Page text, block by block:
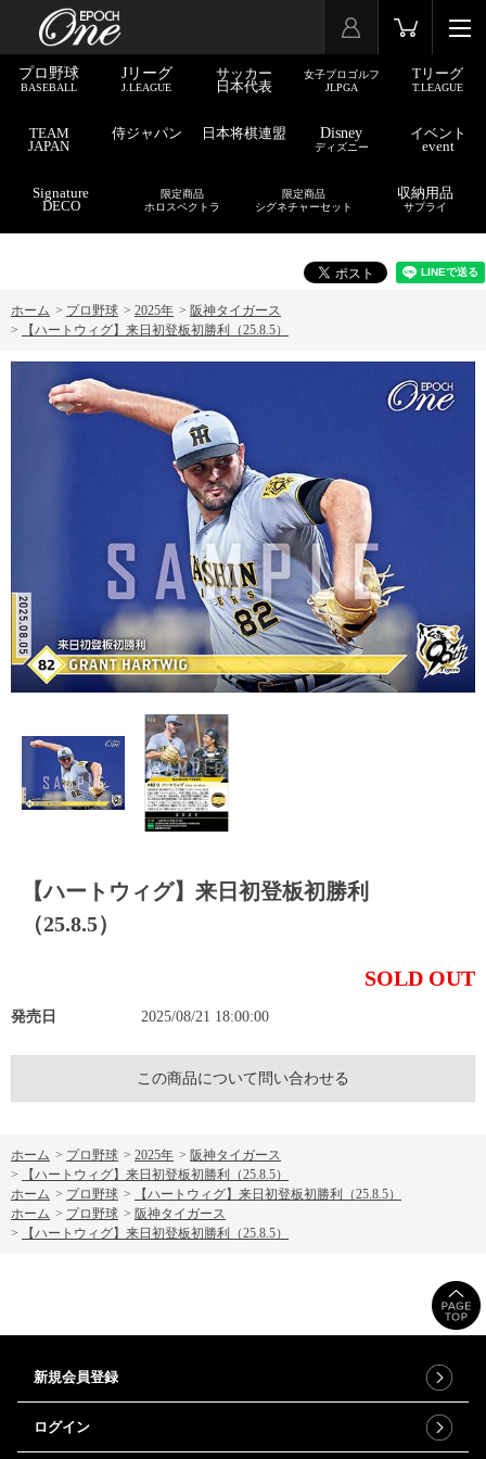
プロ野球
BASEBALL
Jリーグ
J.LEAGUE
サッカー
日本代表
女子プロゴルフ
JLPGA
Tリーグ
T.LEAGUE
TEAM
JAPAN
侍ジャパン 日本将棋連盟 Disney
ディズニー
イベント
event
Signature
DECO
限定商品
ホロスペクトラ
限定商品
シグネチャーセット
収納用品
サプライ
ホーム > プロ野球 > 2025年 > 阪神タイガース
>
【ハートウィグ】来日初登板初勝利（25.8.5）
【ハートウィグ】来日初登板初勝利
（25.8.5）
SOLD OUT
発売日 2025/08/21 18:00:00
この商品について問い合わせる
ホーム > プロ野球 > 2025年 > 阪神タイガース
>
【ハートウィグ】来日初登板初勝利（25.8.5）
ホーム > プロ野球 >
【ハートウィグ】来日初登板初勝利（25.8.5）
ホーム > プロ野球 > 阪神タイガース
>
【ハートウィグ】来日初登板初勝利（25.8.5）
新規会員登録
ログイン